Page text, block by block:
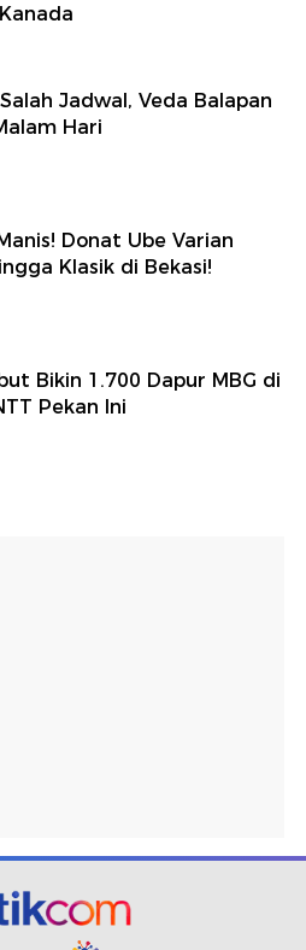
Jadwal, Veda Balapan
Hari
Donat Ube Varian
Klasik di Bekasi!
Bikin 1.700 Dapur MBG di
Pekan Ini